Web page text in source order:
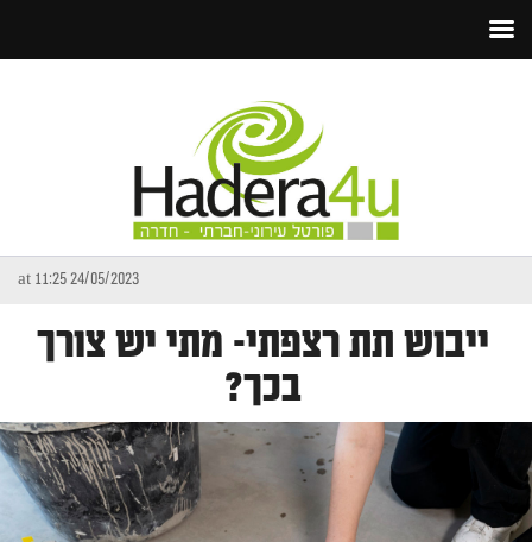
24/05/2023 at 11:25
ייבוש תת רצפתי- מתי יש צורך
בכך?